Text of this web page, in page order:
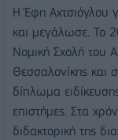
Η Έφη Αχτσιόγλου
και μεγάλωσε. Το
Νομική Σχολή του
Θεσσαλονίκης και
δίπλωμα
επιστήμες. Στα
διδακτορική της